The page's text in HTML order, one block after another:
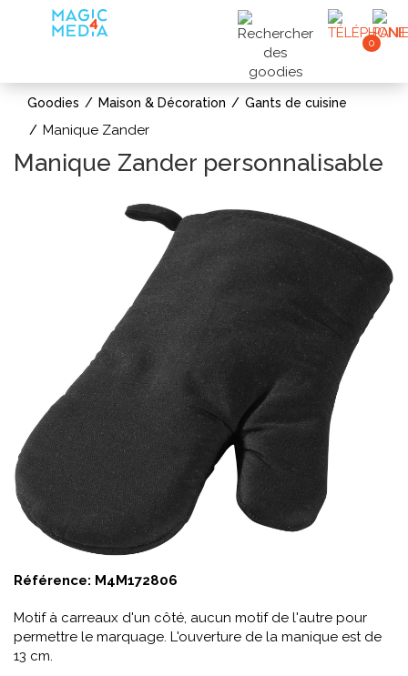
0
Goodies Maison & Décoration Gants de cuisine
Manique Zander
Manique Zander personnalisable
Référence: M4M172806
Motif à carreaux d'un côté, aucun motif de l'autre pour
permettre le marquage. L'ouverture de la manique est de
13 cm.